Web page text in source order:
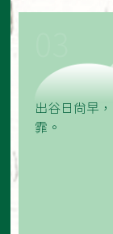
出谷日尚早
霏。